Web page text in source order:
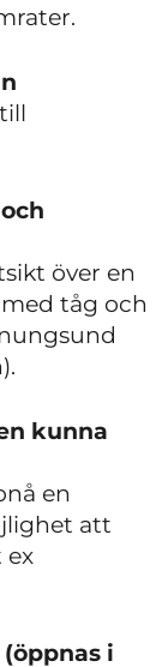
över en
tåg och
kunna
en
att
ex
i